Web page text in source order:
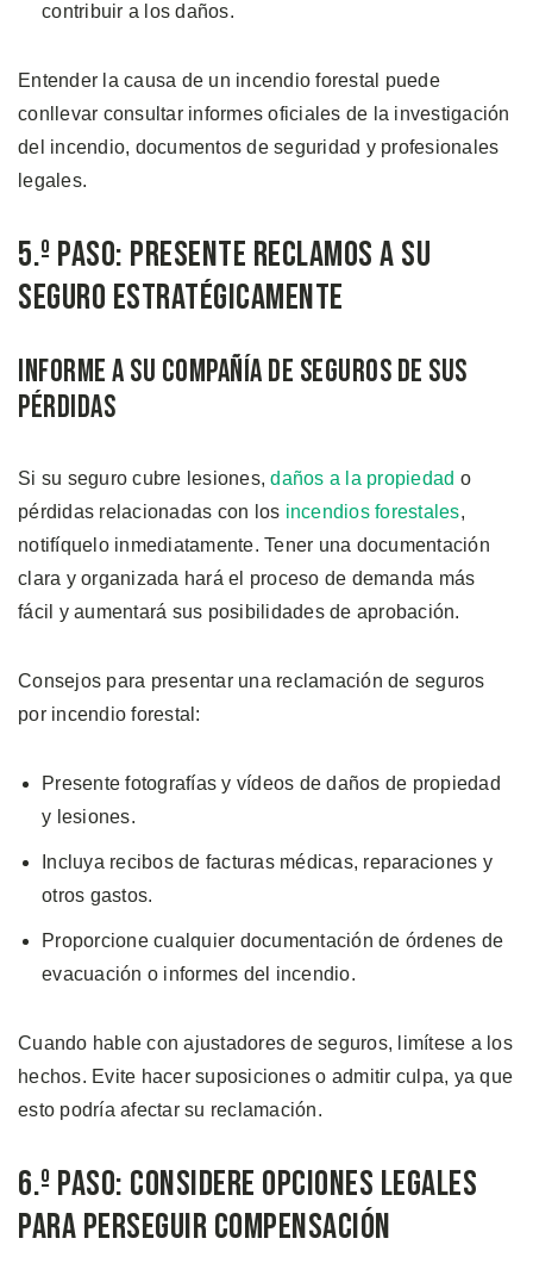
contribuir a los daños.
Entender la causa de un incendio forestal puede
conllevar consultar informes oficiales de la investigación
del incendio, documentos de seguridad y profesionales
legales.
5.º Paso: Presente Reclamos a su
Seguro Estratégicamente
Informe a su Compañía de Seguros de sus
Pérdidas
Si su seguro cubre lesiones,daños a la propiedad o
pérdidas relacionadas con los incendios forestales,
notifíquelo inmediatamente. Tener una documentación
clara y organizada hará el proceso de demanda más
fácil y aumentará sus posibilidades de aprobación.
Consejos para presentar una reclamación de seguros
por incendio forestal:
Presente fotografías y vídeos de daños de propiedad
y lesiones.
Incluya recibos de facturas médicas, reparaciones y
otros gastos.
Proporcione cualquier documentación de órdenes de
evacuación o informes del incendio.
Cuando hable con ajustadores de seguros, limítese a los
hechos. Evite hacer suposiciones o admitir culpa, ya que
esto podría afectar su reclamación.
6.º Paso: Considere Opciones Legales
para Perseguir Compensación